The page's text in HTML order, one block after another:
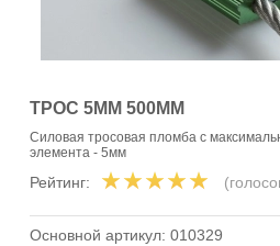
ТРОС 5ММ 500ММ
Силовая тросовая пломба с
элемента - 5мм
Рейтинг:
Основной артикул: 010329